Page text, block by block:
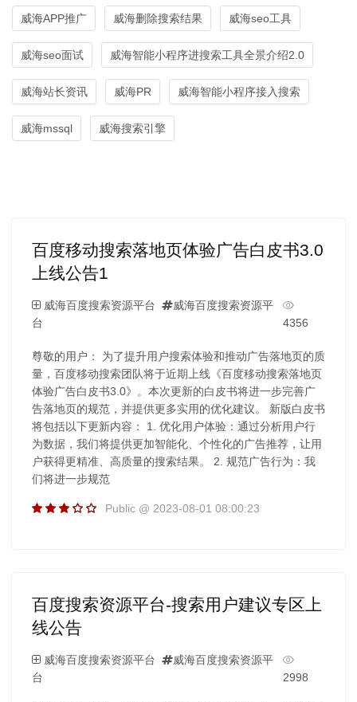
威海APP推广 威海删除搜索结果 威海seo工具
威海seo面试 威海智能小程序进搜索工具全景介绍2.0
威海站长资讯 威海PR 威海智能小程序接入搜索
威海mssql 威海搜索引擎
百度移动搜索落地页体验广告白皮书3.0
上线公告1
威海百度搜索资源平台
威海百度搜索资源平
台
4356
尊敬的用户： 为了提升用户搜索体验和推动广告落地页的质
量，百度移动搜索团队将于近期上线《百度移动搜索落地页
体验广告白皮书3.0》。本次更新的白皮书将进一步完善广
告落地页的规范，并提供更多实用的优化建议。 新版白皮书
将包括以下更新内容： 1. 优化用户体验：通过分析用户行
为数据，我们将提供更加智能化、个性化的广告推荐，让用
户获得更精准、高质量的搜索结果。 2. 规范广告行为：我
们将进一步规范
Public @ 2023-08-01 08:00:23
百度搜索资源平台-搜索用户建议专区上
线公告
威海百度搜索资源平台
威海百度搜索资源平
台
2998